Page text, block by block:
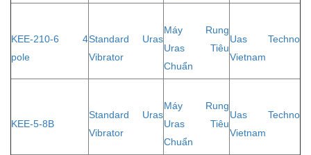
KEE-210-6 4
pole
Standard Uras
Vibrator
Máy Rung
Uras Tiêu
Chuẩn
Uas Techno
Vietnam
KEE-5-8B
Standard Uras
Vibrator
Máy Rung
Uras Tiêu
Chuẩn
Uas Techno
Vietnam